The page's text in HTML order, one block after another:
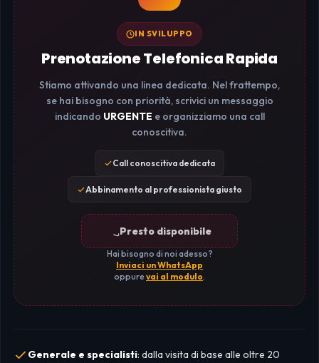
IN SVILUPPO
Prenotazione Telefonica Rapida
Stiamo attivando una linea dedicata. Nel frattempo,
se hai bisogno con priorità, scrivici un messaggio
indicando URGENTE e organizziamo una call
conoscitiva.
Call conoscitiva dedicata
Abbinamento al professionista giusto
Presto disponibile
Hai bisogno di noi adesso?
Inviaci un WhatsApp
oppurevai al modulo.
Generale e specialisti: dalla visita di base alle oltre 20